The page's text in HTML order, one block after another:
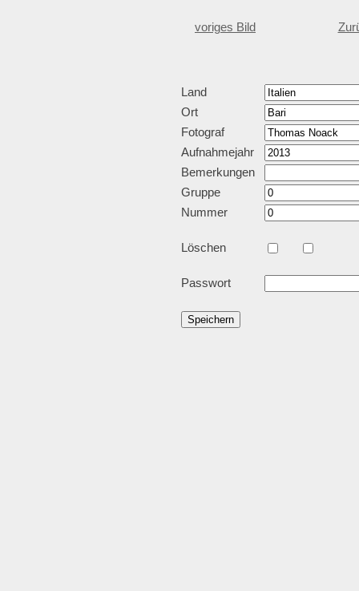
voriges Bild
Land
Ort
Fotograf
Aufnahmejahr
Bemerkungen
Gruppe
Nummer
Löschen
Passwort